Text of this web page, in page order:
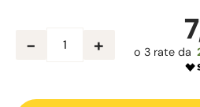
- +